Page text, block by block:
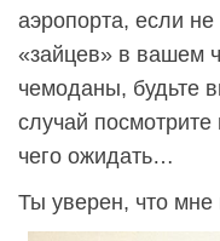
аэропорта, если
«зайцев» в вашем
чемоданы, будьте
случай
чего ожидать…
Ты уверен, что мне